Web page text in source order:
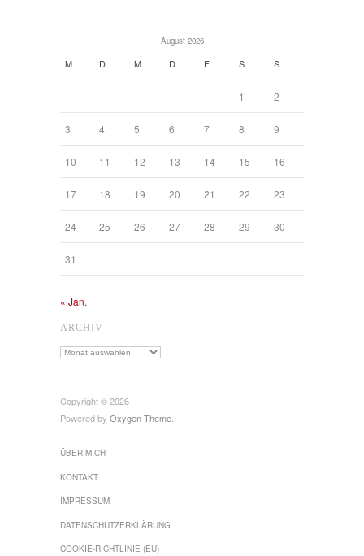
August 2026
M D M D F S S
1 2
3 4 5 6 7 8 9
10 11 12 13 14 15 16
17 18 19 20 21 22 23
24 25 26 27 28 29 30
31
« Jan.
ARCHIV
Archiv
Copyright © 2026
Powered by Oxygen Theme.
ÜBER MICH
KONTAKT
IMPRESSUM
DATENSCHUTZ­ERKLÄRUNG
COOKIE-RICHTLINIE (EU)